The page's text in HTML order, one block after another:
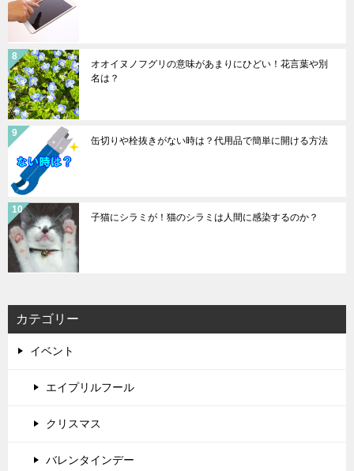
オオイヌノフグリの意味があまりにひどい！花言葉や別
名は？
缶切りや栓抜きがない時は？代用品で簡単に開ける方法
子猫にシラミが！猫のシラミは人間に感染するのか？
カテゴリー
イベント
エイプリルフール
クリスマス
バレンタインデー